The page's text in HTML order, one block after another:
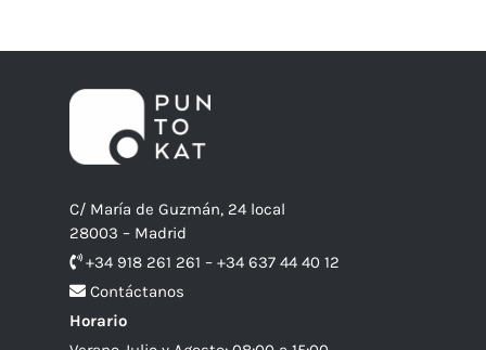
C/ María de Guzmán, 24 local
28003 – Madrid
+34 918 261 261 – +34 637 44 40 12
Contáctanos
Horario